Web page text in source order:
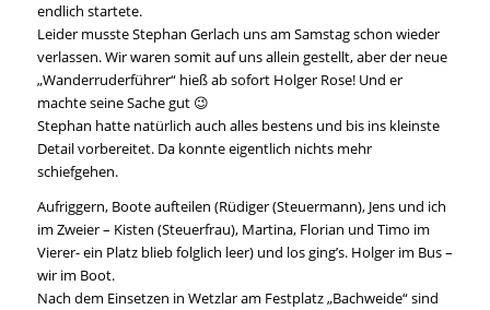
endlich startete.
Leider musste Stephan Gerlach uns am Samstag schon wieder
verlassen. Wir waren somit auf uns allein gestellt, aber der neue
„Wanderruderführer“ hieß ab sofort Holger Rose! Und er
machte seine Sache gut 😉
Stephan hatte natürlich auch alles bestens und bis ins kleinste
Detail vorbereitet. Da konnte eigentlich nichts mehr
schiefgehen.
Aufriggern, Boote aufteilen (Rüdiger (Steuermann), Jens und ich
im Zweier – Kisten (Steuerfrau), Martina, Florian und Timo im
Vierer- ein Platz blieb folglich leer) und los ging’s. Holger im Bus –
wir im Boot.
Nach dem Einsetzen in Wetzlar am Festplatz „Bachweide“ sind